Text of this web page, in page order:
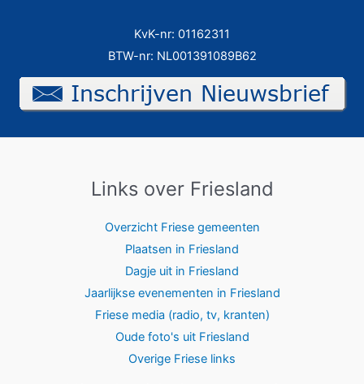
KvK-nr: 01162311
BTW-nr: NL001391089B62
Links over Friesland
Overzicht Friese gemeenten
Plaatsen in Friesland
Dagje uit in Friesland
Jaarlijkse evenementen in Friesland
Friese media (radio, tv, kranten)
Oude foto's uit Friesland
Overige Friese links